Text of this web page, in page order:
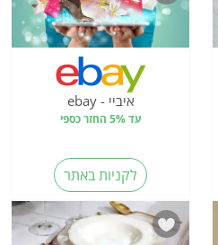
איביי - ebay
עד 5% החזר כספי
לקניות באתר